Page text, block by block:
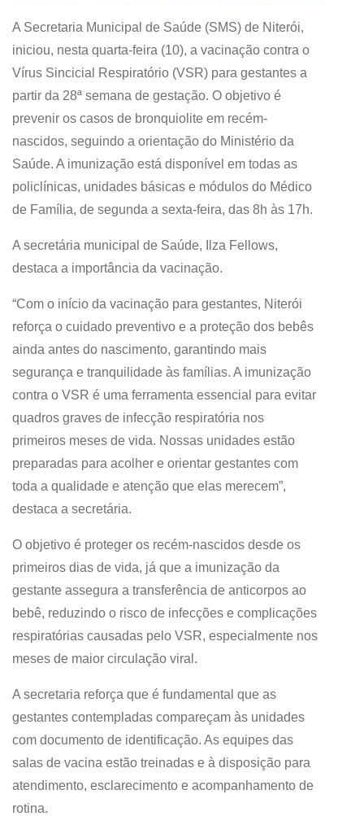
A Secretaria Municipal de Saúde (SMS) de Niterói,
iniciou, nesta quarta-feira (10), a vacinação contra o
Vírus Sincicial Respiratório (VSR) para gestantes a
partir da 28ª semana de gestação. O objetivo é
prevenir os casos de bronquiolite em recém-
nascidos, seguindo a orientação do Ministério da
Saúde. A imunização está disponível em todas as
policlínicas, unidades básicas e módulos do Médico
de Família, de segunda a sexta-feira, das 8h às 17h.
A secretária municipal de Saúde, Ilza Fellows,
destaca a importância da vacinação.
“Com o início da vacinação para gestantes, Niterói
reforça o cuidado preventivo e a proteção dos bebês
ainda antes do nascimento, garantindo mais
segurança e tranquilidade às famílias. A imunização
contra o VSR é uma ferramenta essencial para evitar
quadros graves de infecção respiratória nos
primeiros meses de vida. Nossas unidades estão
preparadas para acolher e orientar gestantes com
toda a qualidade e atenção que elas merecem”,
destaca a secretária.
O objetivo é proteger os recém-nascidos desde os
primeiros dias de vida, já que a imunização da
gestante assegura a transferência de anticorpos ao
bebê, reduzindo o risco de infecções e complicações
respiratórias causadas pelo VSR, especialmente nos
meses de maior circulação viral.
A secretaria reforça que é fundamental que as
gestantes contempladas compareçam às unidades
com documento de identificação. As equipes das
salas de vacina estão treinadas e à disposição para
atendimento, esclarecimento e acompanhamento de
rotina.